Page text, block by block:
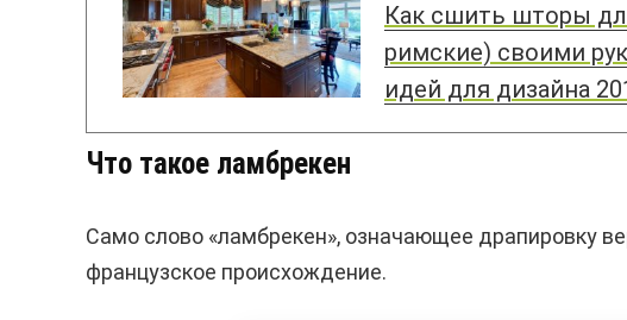
Как сшить шторы
римские) своими
идей для дизайна
Что такое ламбрекен
Само слово «ламбрекен», означающее драпировку
французское происхождение.